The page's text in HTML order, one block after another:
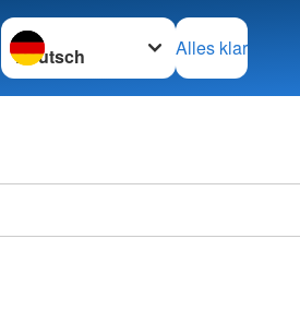
Sprache wechseln zu
Alles klar